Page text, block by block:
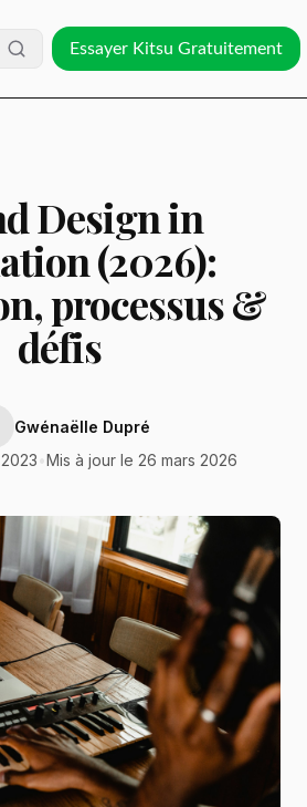
Essayer Kitsu Gratuitement
Design in
(2026):
processus &
défis
Gwénaëlle Dupré
Mis à jour le 26 mars 2026